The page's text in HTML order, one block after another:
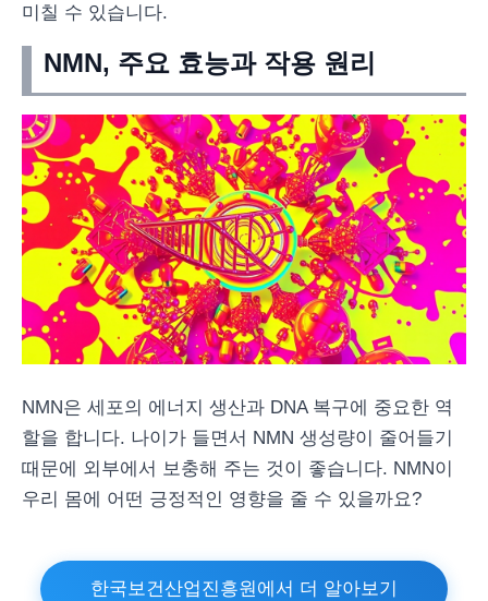
미칠 수 있습니다.
NMN, 주요 효능과 작용 원리
NMN은 세포의 에너지 생산과 DNA 복구에 중요한 역
할을 합니다. 나이가 들면서 NMN 생성량이 줄어들기
때문에 외부에서 보충해 주는 것이 좋습니다. NMN이
우리 몸에 어떤 긍정적인 영향을 줄 수 있을까요?
한국보건산업진흥원에서 더 알아보기